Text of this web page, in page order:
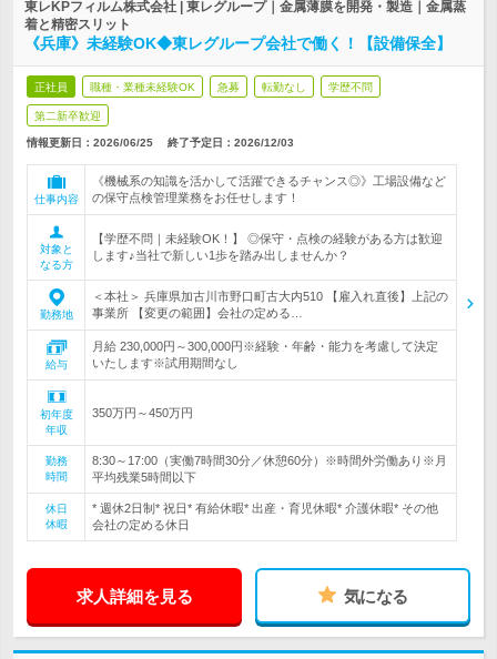
東レKPフィルム株式会社 | 東レグループ｜金属薄膜を開発・製造｜金属蒸
着と精密スリット
《兵庫》未経験OK◆東レグループ会社で働く！【設備保全】
正社員 職種・業種未経験OK 急募 転勤なし 学歴不問
第二新卒歓迎
情報更新日：2026/06/25 終了予定日： 2026/12/03
仕事内容
《機械系の知識を活かして活躍できるチャンス◎》工場設備など
の保守点検管理業務をお任せします！
対象と
なる方
【学歴不問｜未経験OK！】 ◎保守・点検の経験がある方は歓迎
します♪当社で新しい1歩を踏み出しませんか？
勤務地
＜本社＞ 兵庫県加古川市野口町古大内510 【雇入れ直後】上記の
事業所 【変更の範囲】会社の定める…
給与
月給 230,000円～300,000円※経験・年齢・能力を考慮して決定
いたします※試用期間なし
初年度
年収
350万円～450万円
勤務
時間
8:30～17:00（実働7時間30分／休憩60分）※時間外労働あり※月
平均残業5時間以下
休日
休暇
* 週休2日制* 祝日* 有給休暇* 出産・育児休暇* 介護休暇* その他
会社の定める休日
求人詳細を見る 気になる